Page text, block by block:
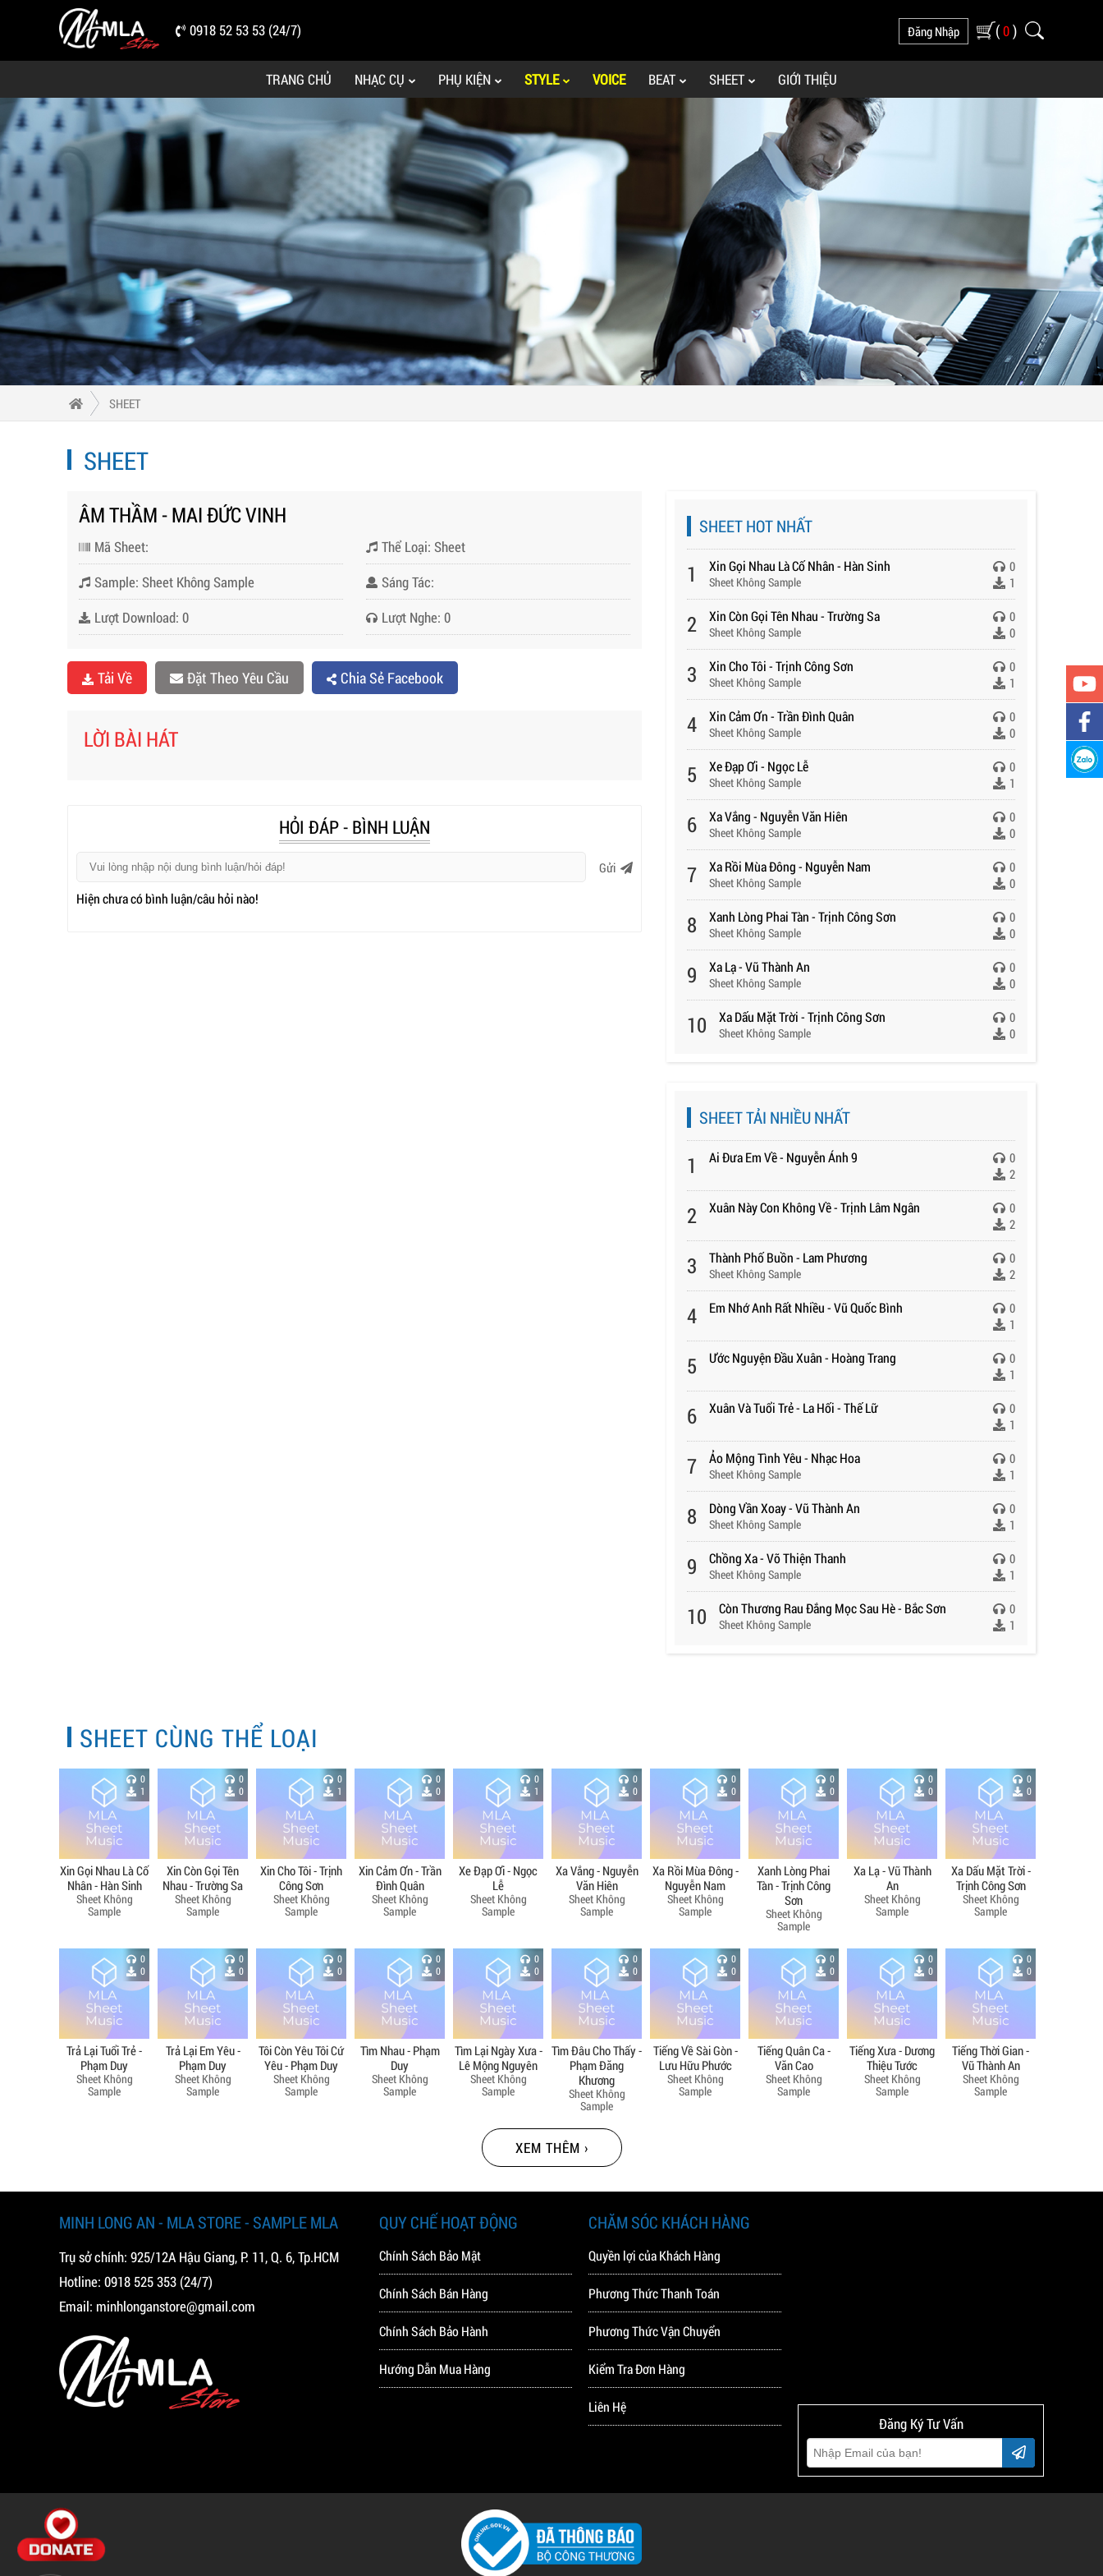
0918 52 53 53 (24/7) Đăng Nhập (0)
TRANG CHỦ NHẠC CỤ PHỤ KIỆN STYLE VOICE BEAT SHEET GIỚI THIỆU
SHEET
SHEET
ÂM THẦM - MAI ĐỨC VINH
Mã Sheet:
Thể Loại: Sheet
Sample: Sheet Không Sample
Sáng Tác:
Lượt Download: 0
Lượt Nghe: 0
Tải Về Đặt Theo Yêu Cầu Chia Sẻ Facebook
LỜI BÀI HÁT
HỎI ĐÁP - BÌNH LUẬN
Gửi
Hiện chưa có bình luận/câu hỏi nào!
SHEET HOT NHẤT
1 Xin Gọi Nhau Là Cố Nhân - Hàn Sinh
Sheet Không Sample
0
1
2 Xin Còn Gọi Tên Nhau - Trường Sa
Sheet Không Sample
0
0
3 Xin Cho Tôi - Trịnh Công Sơn
Sheet Không Sample
0
1
4 Xin Cảm Ơn - Trần Đình Quân
Sheet Không Sample
0
0
5 Xe Đạp Ơi - Ngọc Lễ
Sheet Không Sample
0
1
6 Xa Vắng - Nguyễn Văn Hiên
Sheet Không Sample
0
0
7 Xa Rồi Mùa Đông - Nguyễn Nam
Sheet Không Sample
0
0
8 Xanh Lòng Phai Tàn - Trịnh Công Sơn
Sheet Không Sample
0
0
9 Xa Lạ - Vũ Thành An
Sheet Không Sample
0
0
10 Xa Dấu Mặt Trời - Trịnh Công Sơn
Sheet Không Sample
0
0
SHEET TẢI NHIỀU NHẤT
1 Ai Đưa Em Về - Nguyễn Ánh 9
0
2
2 Xuân Này Con Không Về - Trịnh Lâm Ngân
0
2
3 Thành Phố Buồn - Lam Phương
Sheet Không Sample
0
2
4 Em Nhớ Anh Rất Nhiều - Vũ Quốc Bình
0
1
5 Ước Nguyện Đầu Xuân - Hoàng Trang
0
1
6 Xuân Và Tuổi Trẻ - La Hối - Thế Lữ
0
1
7 Ảo Mộng Tình Yêu - Nhạc Hoa
Sheet Không Sample
0
1
8 Dòng Vần Xoay - Vũ Thành An
Sheet Không Sample
0
1
9 Chồng Xa - Võ Thiện Thanh
Sheet Không Sample
0
1
10 Còn Thương Rau Đắng Mọc Sau Hè - Bắc Sơn
Sheet Không Sample
0
1
SHEET CÙNG THỂ LOẠI
0
1
Xin Gọi Nhau Là Cố
Nhân - Hàn Sinh
Sheet Không
Sample
0
0
Xin Còn Gọi Tên
Nhau - Trường Sa
Sheet Không
Sample
0
1
Xin Cho Tôi - Trịnh
Công Sơn
Sheet Không
Sample
0
0
Xin Cảm Ơn - Trần
Đình Quân
Sheet Không
Sample
0
1
Xe Đạp Ơi - Ngọc
Lễ
Sheet Không
Sample
0
0
Xa Vắng - Nguyễn
Văn Hiên
Sheet Không
Sample
0
0
Xa Rồi Mùa Đông -
Nguyễn Nam
Sheet Không
Sample
0
0
Xanh Lòng Phai
Tàn - Trịnh Công
Sơn
Sheet Không
Sample
0
0
Xa Lạ - Vũ Thành
An
Sheet Không
Sample
0
0
Xa Dấu Mặt Trời -
Trịnh Công Sơn
Sheet Không
Sample
0
0
Trả Lại Tuổi Trẻ -
Phạm Duy
Sheet Không
Sample
0
0
Trả Lại Em Yêu -
Phạm Duy
Sheet Không
Sample
0
0
Tôi Còn Yêu Tôi Cứ
Yêu - Phạm Duy
Sheet Không
Sample
0
0
Tìm Nhau - Phạm
Duy
Sheet Không
Sample
0
0
Tìm Lại Ngày Xưa -
Lê Mộng Nguyên
Sheet Không
Sample
0
0
Tìm Đâu Cho Thấy -
Phạm Đăng
Khương
Sheet Không
Sample
0
0
Tiếng Về Sài Gòn -
Lưu Hữu Phước
Sheet Không
Sample
0
0
Tiếng Quân Ca -
Văn Cao
Sheet Không
Sample
0
0
Tiếng Xưa - Dương
Thiệu Tước
Sheet Không
Sample
0
0
Tiếng Thời Gian -
Vũ Thành An
Sheet Không
Sample
XEM THÊM ›
MINH LONG AN - MLA STORE - SAMPLE MLA
Trụ sở chính: 925/12A Hậu Giang, P. 11, Q. 6, Tp.HCM
Hotline: 0918 525 353 (24/7)
Email: minhlonganstore@gmail.com
QUY CHẾ HOẠT ĐỘNG
Chính Sách Bảo Mật
Chính Sách Bán Hàng
Chính Sách Bảo Hành
Hướng Dẫn Mua Hàng
CHĂM SÓC KHÁCH HÀNG
Quyền lợi của Khách Hàng
Phương Thức Thanh Toán
Phương Thức Vận Chuyển
Kiểm Tra Đơn Hàng
Liên Hệ
Đăng Ký Tư Vấn